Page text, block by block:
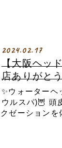
2024.02.17
【大阪ヘッ
店ありがと
✨ウォーター
ウルスパ)🦉 頭
ゼーション